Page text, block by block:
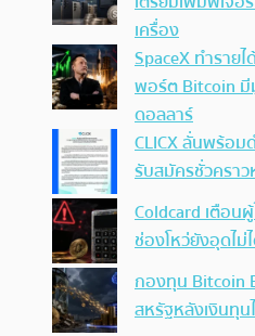
เครื่อง
SpaceX ทำราย
พอร์ต Bitcoin
ดอลลาร์
CLICX ลั่นพร้อ
รับสมัครชั่วครา
Coldcard เตือน
ช่องโหว่ยังอุดไม่
กองทุน Bitcoin
สหรัฐหลังเงินทุ